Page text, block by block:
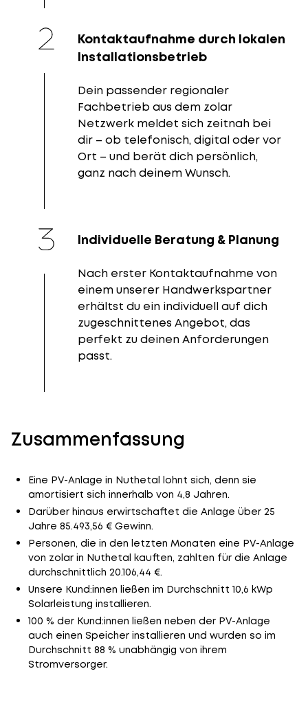
Kontaktaufnahme durch lokalen
Installationsbetrieb
Dein passender regionaler
Fachbetrieb aus dem zolar
Netzwerk meldet sich zeitnah bei
dir – ob telefonisch, digital oder vor
Ort – und berät dich persönlich,
ganz nach deinem Wunsch.
Individuelle Beratung & Planung
Nach erster Kontaktaufnahme von
einem unserer Handwerkspartner
erhältst du ein individuell auf dich
zugeschnittenes Angebot, das
perfekt zu deinen Anforderungen
passt.
Zusammenfassung
Eine PV-Anlage in Nuthetal lohnt sich, denn sie
amortisiert sich innerhalb von 4,8 Jahren.
Darüber hinaus erwirtschaftet die Anlage über 25
Jahre 85.493,56 € Gewinn.
Personen, die in den letzten Monaten eine PV-Anlage
von zolar in Nuthetal kauften, zahlten für die Anlage
durchschnittlich 20.106,44 €.
Unsere Kund:innen ließen im Durchschnitt 10,6 kWp
Solarleistung installieren.
100 % der Kund:innen ließen neben der PV-Anlage
auch einen Speicher installieren und wurden so im
Durchschnitt 88 % unabhängig von ihrem
Stromversorger.